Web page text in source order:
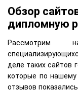
Обзор
дипломную
Рассмотрим
деле таких сайтов
которые по
отзывов